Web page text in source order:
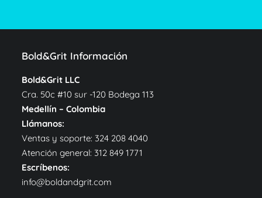
Bold&Grit Información
Bold&Grit LLC
Cra. 50c #10 sur -120 Bodega 113
Medellín – Colombia
Llámanos:
Ventas y soporte: 324 208 4040
Atención general: 312 849 1771
Escríbenos:
info@boldandgrit.com